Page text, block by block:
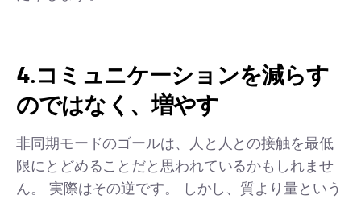
4.コミュニケーションを減らす
のではなく、増やす
非同期モードのゴールは、人と人との接触を最低
限にとどめることだと思われているかもしれませ
ん。 実際はその逆です。 しかし、質より量という